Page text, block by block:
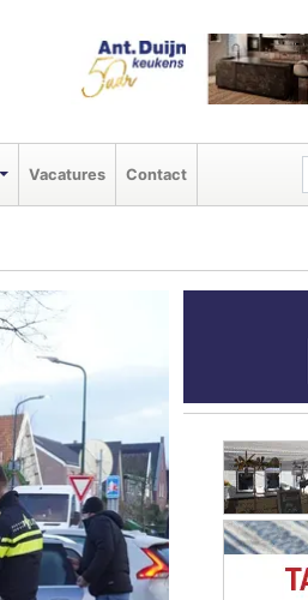
Vacatures Contact